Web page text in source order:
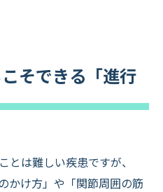
そできる「進行
とは難しい疾患ですが、
かけ方」や「関節周囲の筋